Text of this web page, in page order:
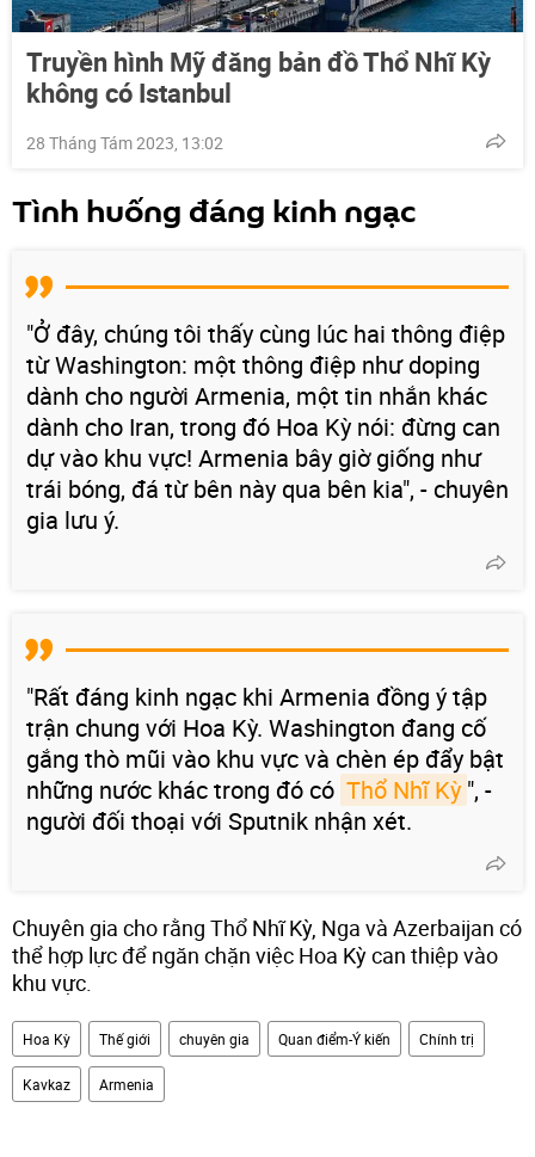
Truyền hình Mỹ đăng bản đồ Thổ Nhĩ Kỳ
không có Istanbul
28 Tháng Tám 2023, 13:02
Tình huống đáng kinh ngạc
"Ở đây, chúng tôi thấy cùng lúc hai thông điệp
từ Washington: một thông điệp như doping
dành cho người Armenia, một tin nhắn khác
dành cho Iran, trong đó Hoa Kỳ nói: đừng can
dự vào khu vực! Armenia bây giờ giống như
trái bóng, đá từ bên này qua bên kia", - chuyên
gia lưu ý.
"Rất đáng kinh ngạc khi Armenia đồng ý tập
trận chung với Hoa Kỳ. Washington đang cố
gắng thò mũi vào khu vực và chèn ép đẩy bật
những nước khác trong đó có Thổ Nhĩ Kỳ ", -
người đối thoại với Sputnik nhận xét.
Chuyên gia cho rằng Thổ Nhĩ Kỳ, Nga và Azerbaijan có
thể hợp lực để ngăn chặn việc Hoa Kỳ can thiệp vào
khu vực.
Hoa Kỳ Thế giới chuyên gia Quan điểm-Ý kiến Chính trị
Kavkaz Armenia